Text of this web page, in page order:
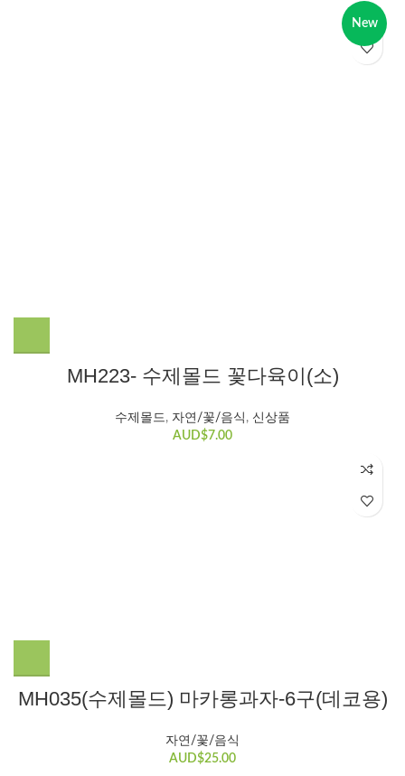
New
MH223- 수제몰드 꽃다육이(소)
수제몰드​, 자연/꽃/음식 , 신상품
AUD$7.00
MH035(수제몰드) 마카롱과자-6구(데코용)
자연/꽃/음식
AUD$25.00